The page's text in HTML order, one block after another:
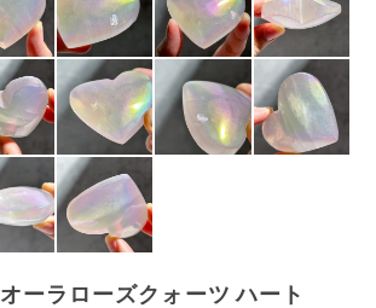
ーラローズクォーツ ハート